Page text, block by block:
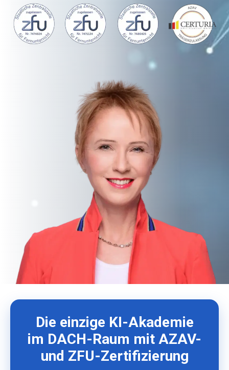
Die einzige KI-Akademie
im DACH-Raum mit AZAV-
und ZFU-Zertifizierung